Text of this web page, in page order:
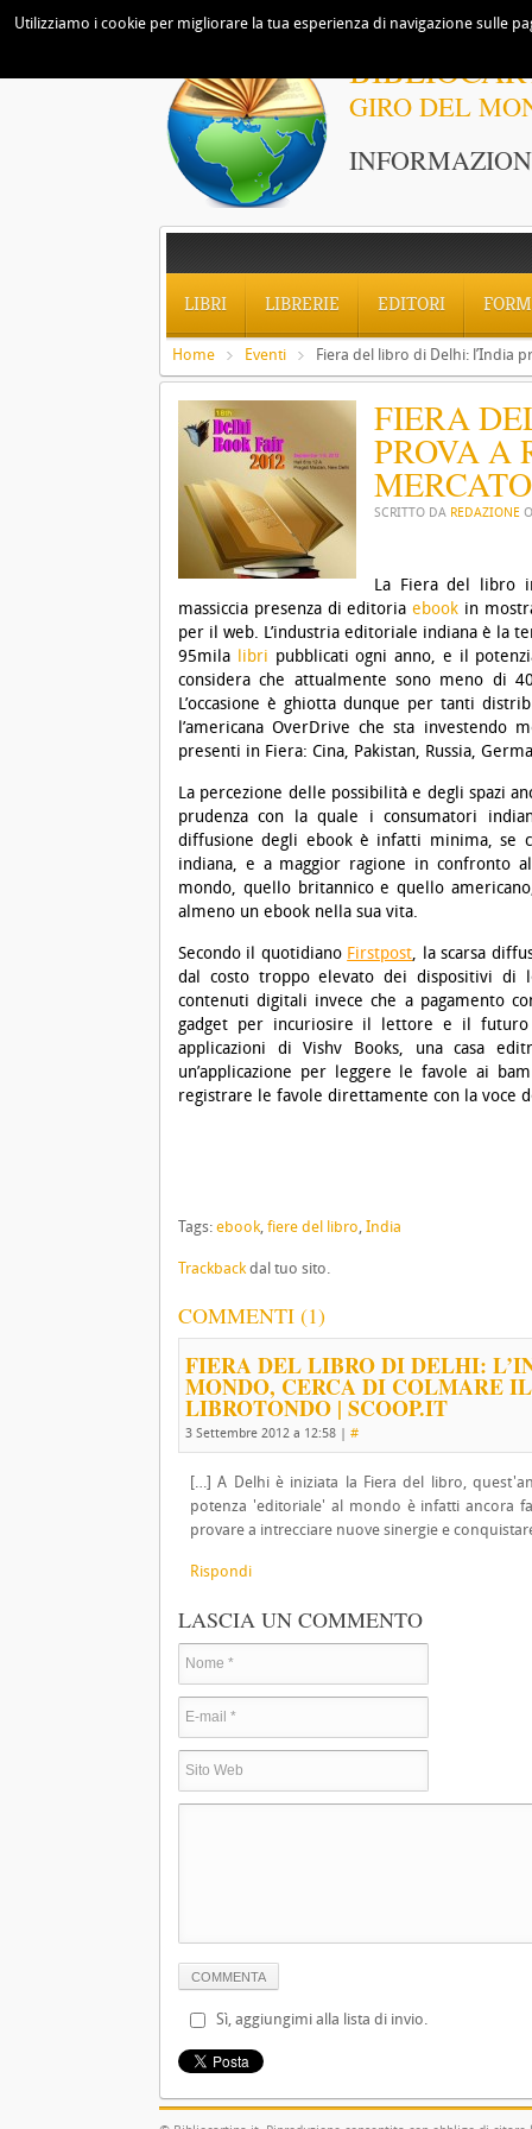
GIRO DEL
LIBRI LIBRERIE EDITORI
Home Eventi Fiera del libro di Delhi: l’India
FIERA
PROVA A
SCRITTO DA REDAZIONE
La Fiera del libro
massiccia presenza di editoriaebook in
per il web. L’industria editoriale indiana è la
95mila libri pubblicati ogni anno, e il
considera che attualmente sono meno di
L’occasione è ghiotta dunque per tanti
l’americana OverDrive che sta
presenti in Fiera: Cina, Pakistan, Russia,
La percezione delle possibilità e degli spazi
prudenza con la quale i consumatori
diffusione degli ebook è infatti minima, se
indiana, e a maggior ragione in confronto
mondo, quello britannico e quello
almeno un ebook nella sua vita.
Secondo il quotidiano Firstpost, la scarsa
dal costo troppo elevato dei dispositivi di
contenuti digitali invece che a pagamento
gadget per incuriosire il lettore e il
applicazioni di Vishv Books, una casa
un’applicazione per leggere le favole ai
registrare le favole direttamente con la voce
Tags: ebook, fiere del libro, India
Trackbackdal tuo sito.
COMMENTI (1)
FIERA DEL LIBRO DI DELHI:
MONDO, CERCA DI COLMARE
LIBROTONDO | SCOOP.IT
3 Settembre 2012 a 12:58 | #
[…] A Delhi è iniziata la Fiera del libro,
potenza 'editoriale' al mondo è infatti ancora
provare a intrecciare nuove sinergie e
Rispondi
LASCIA UN COMMENTO
Sì, aggiungimi alla lista di invio.
Utilizziamo i cookie per migliorare la tua esperienza di navigazione sulle